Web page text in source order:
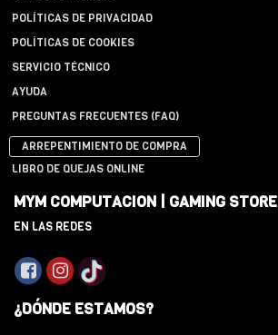
POLÍTICAS DE PRIVACIDAD
POLÍTICAS DE COOKIES
SERVICIO TÉCNICO
AYUDA
PREGUNTAS FRECUENTES (FAQ)
ARREPENTIMIENTO DE COMPRA
LIBRO DE QUEJAS ONLINE
MYM COMPUTACION | GAMING STORE
EN LAS REDES
¿DÓNDE ESTAMOS?